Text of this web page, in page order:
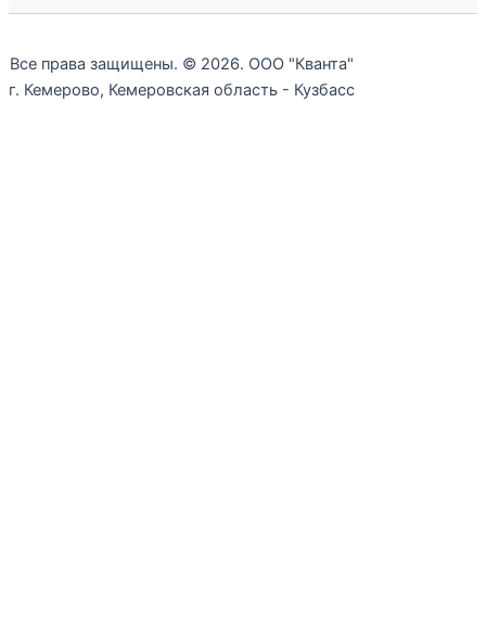
Все права защищены. © 2026. ООО "Кванта"
г. Кемерово, Кемеровская область - Кузбасс